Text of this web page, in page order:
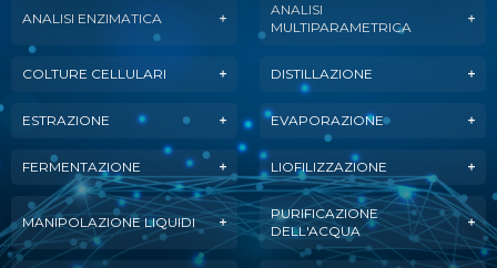
ANALISI ENZIMATICA
ANALISI
MULTIPARAMETRICA
COLTURE CELLULARI DISTILLAZIONE
ESTRAZIONE EVAPORAZIONE
FERMENTAZIONE LIOFILIZZAZIONE
MANIPOLAZIONE LIQUIDI
PURIFICAZIONE
DELL'ACQUA